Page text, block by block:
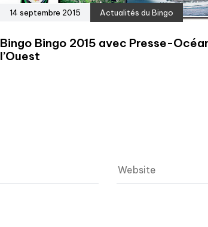
14 septembre 2015 Actualités du Bingo
Bingo Bingo 2015 avec Presse-
l’Ouest